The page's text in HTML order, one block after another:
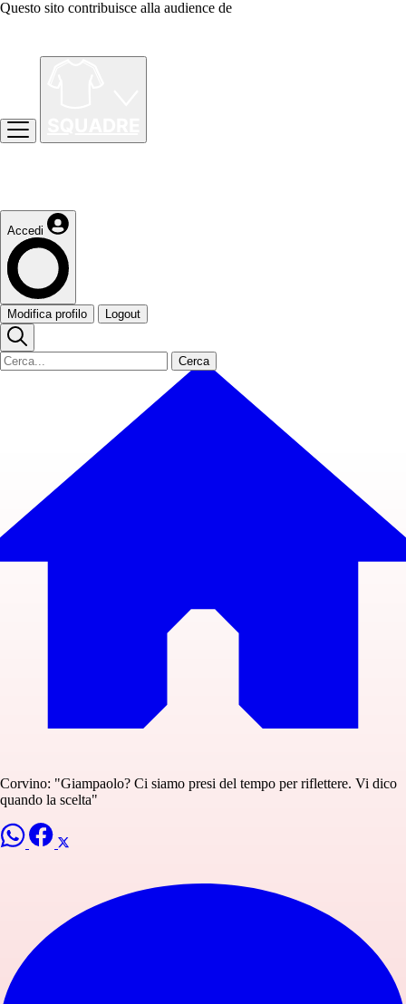
Questo sito contribuisce alla audience de
Accedi
Modifica profilo Logout
Cerca
Corvino: "Giampaolo? Ci siamo presi del tempo per riflettere. Vi dico
quando la scelta"